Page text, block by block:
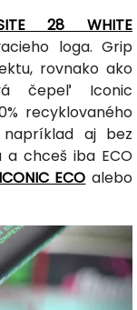
28 WHITE
loga. Grip
rovnako ako
čepeľ Iconic
recyklovaného
aj bez
chceš iba ECO
ECO alebo